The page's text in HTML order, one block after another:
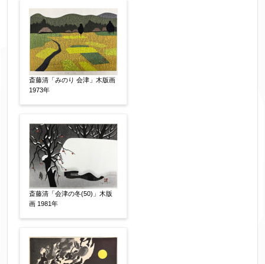
作品の作家名 【任意】
作品の画題 【任意】
日本画
油彩画
素描
その他
絵の画面サイズ
体裁 【任意】
斎藤清「みのり 会津」木版画
1973年
斎藤清「会津の冬(50)」木版
画 1981年